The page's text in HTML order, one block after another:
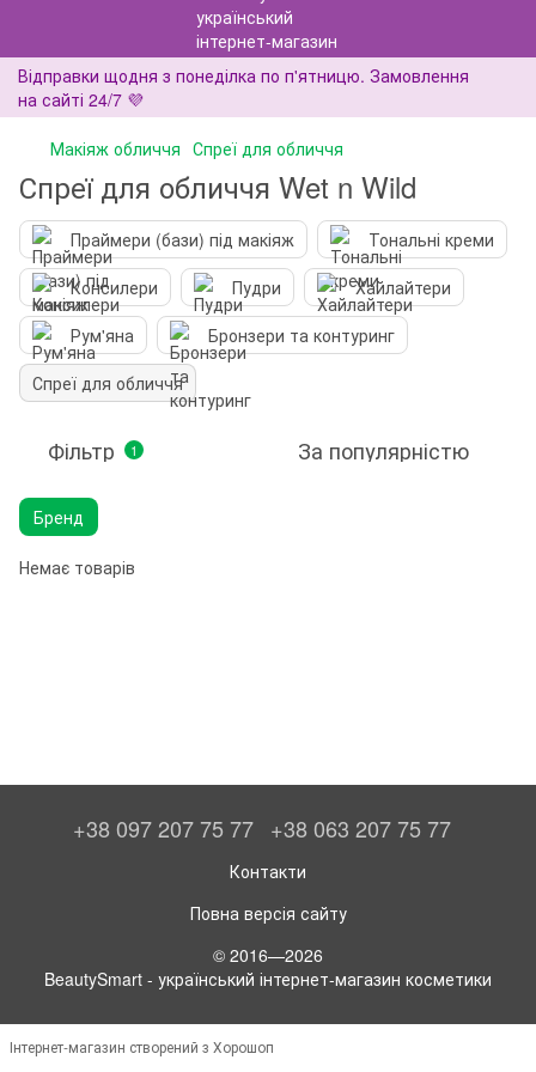
Відправки щодня з понеділка по п'ятницю. Замовлення
на сайті 24/7 💜
Макіяж обличчя Спреї для обличчя
Спреї для обличчя Wet n Wild
Праймери (бази) під макіяж
Тональні креми
Консилери
Пудри
Хайлайтери
Рум'яна
Бронзери та контуринг
Спреї для обличчя
Фільтр 1 За популярністю
Бренд
Немає товарів
+38 097 207 75 77 +38 063 207 75 77
Контакти
Повна версія сайту
© 2016—2026
BeautySmart - український інтернет-магазин косметики
Інтернет-магазин створений з Хорошоп